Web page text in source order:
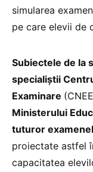
simularea
pe care elevii de
Subiectele de la
specialiștii
Examinare
Ministerului
tuturor
proiectate astfel
capacitatea